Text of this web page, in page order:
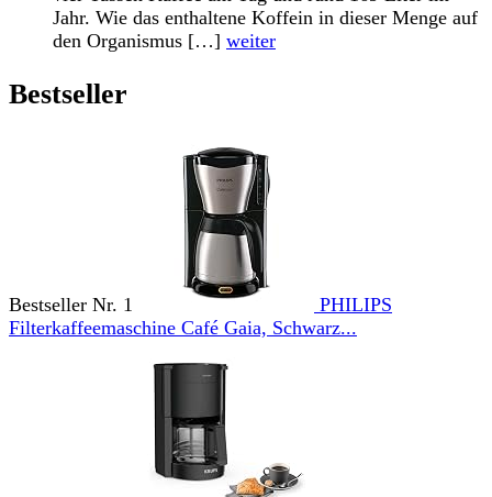
Jahr. Wie das enthaltene Koffein in dieser Menge auf
den Organismus […] weiter
Bestseller
Bestseller Nr. 1
PHILIPS
Filterkaffeemaschine Café Gaia, Schwarz...